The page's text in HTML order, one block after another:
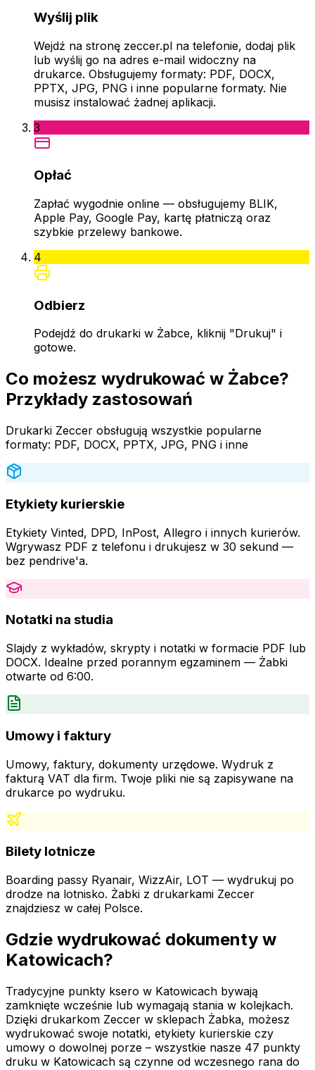
Wyślij plik
Wejdź na stronę zeccer.pl na telefonie, dodaj plik
lub wyślij go na adres e-mail widoczny na
drukarce. Obsługujemy formaty: PDF, DOCX,
PPTX, JPG, PNG i inne popularne formaty. Nie
musisz instalować żadnej aplikacji.
3
Opłać
Zapłać wygodnie online — obsługujemy BLIK,
Apple Pay, Google Pay, kartę płatniczą oraz
szybkie przelewy bankowe.
4
Odbierz
Podejdź do drukarki w Żabce, kliknij "Drukuj" i
gotowe.
Co możesz wydrukować w Żabce?
Przykłady zastosowań
Drukarki Zeccer obsługują wszystkie popularne
formaty: PDF, DOCX, PPTX, JPG, PNG i inne
Etykiety kurierskie
Etykiety Vinted, DPD, InPost, Allegro i innych kurierów.
Wgrywasz PDF z telefonu i drukujesz w 30 sekund —
bez pendrive'a.
Notatki na studia
Slajdy z wykładów, skrypty i notatki w formacie PDF lub
DOCX. Idealne przed porannym egzaminem — Żabki
otwarte od 6:00.
Umowy i faktury
Umowy, faktury, dokumenty urzędowe. Wydruk z
fakturą VAT dla firm. Twoje pliki nie są zapisywane na
drukarce po wydruku.
Bilety lotnicze
Boarding passy Ryanair, WizzAir, LOT — wydrukuj po
drodze na lotnisko. Żabki z drukarkami Zeccer
znajdziesz w całej Polsce.
Gdzie wydrukować dokumenty w
Katowicach?
Tradycyjne punkty ksero w Katowicach bywają
zamknięte wcześnie lub wymagają stania w kolejkach.
Dzięki drukarkom Zeccer w sklepach Żabka, możesz
wydrukować swoje notatki, etykiety kurierskie czy
umowy o dowolnej porze – wszystkie nasze 47 punkty
druku w Katowicach są czynne od wczesnego rana do